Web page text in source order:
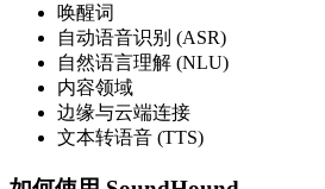
唤醒词
自动语音识别 (ASR)
自然语言理解 (NLU)
内容领域
边缘与云端连接
文本转语音 (TTS)